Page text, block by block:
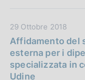
e
:
l
c
a
z
D
a
t
a
P
29 Ottobre 2018
Affidamento del
esterna per i
specializzata in
Udine